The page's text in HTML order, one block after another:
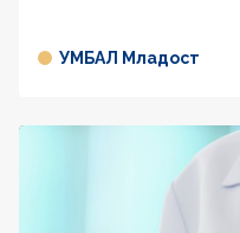
УМБАЛ Младост